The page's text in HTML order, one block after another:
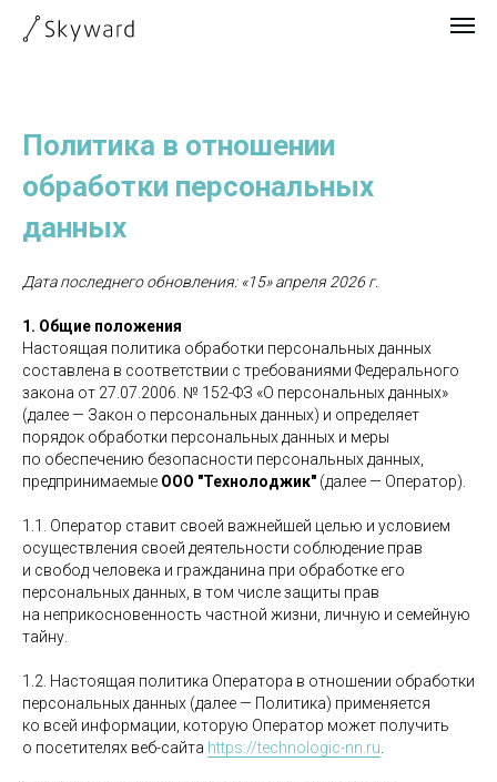
Политика в отношении
обработки персональных
данных
Дата последнего обновления: «15» апреля 2026 г.
1. Общие положения
Настоящая политика обработки персональных данных
составлена в соответствии с требованиями Федерального
закона от 27.07.2006. № 152-ФЗ «О персональных данных»
(далее — Закон о персональных данных) и определяет
порядок обработки персональных данных и меры
по обеспечению безопасности персональных данных,
предпринимаемые ООО "Технолоджик" (далее — Оператор).
1.1. Оператор ставит своей важнейшей целью и условием
осуществления своей деятельности соблюдение прав
и свобод человека и гражданина при обработке его
персональных данных, в том числе защиты прав
на неприкосновенность частной жизни, личную и семейную
тайну.
1.2. Настоящая политика Оператора в отношении обработки
персональных данных (далее — Политика) применяется
ко всей информации, которую Оператор может получить
о посетителях веб-сайта https://technologic-nn.ru